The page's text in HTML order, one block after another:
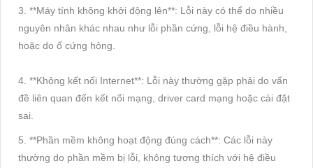
3. **Máy tính không khởi động lên**: Lỗi này có thể do nhiều
nguyên nhân khác nhau như lỗi phần cứng, lỗi hệ điều hành,
hoặc do ổ cứng hỏng.
4. **Không kết nối Internet**: Lỗi này thường gặp phải do vấn
đề liên quan đến kết nối mạng, driver card mạng hoặc cài đặt
sai.
5. **Phần mềm không hoạt động đúng cách**: Các lỗi này
thường do phần mềm bị lỗi, không tương thích với hệ điều